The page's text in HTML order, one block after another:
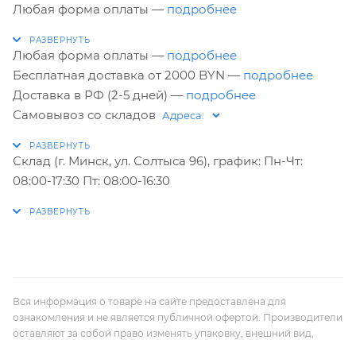
Любая форма оплаты — подробнее
Любая форма оплаты — подробнее
Бесплатная доставка от 2000 BYN — подробнее
Доставка в РФ (2-5 дней) — подробнее
Самовывоз со складов
Склад (г. Минск, ул. Солтыса 96), график: Пн-Чт:
08:00-17:30 Пт: 08:00-16:30
Вся информация о товаре на сайте предоставлена для
ознакомления и не является публичной офертой. Производители
оставляют за собой право изменять упаковку, внешний вид,